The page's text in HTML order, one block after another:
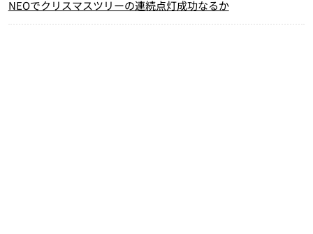
NEOでクリスマスツリーの連続点灯成功なるか